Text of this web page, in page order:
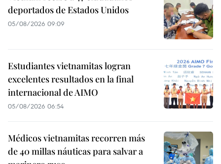
deportados de Estados Unidos
05/08/2026 09:09
Estudiantes vietnamitas logran
excelentes resultados en la final
internacional de AIMO
05/08/2026 06:54
Médicos vietnamitas recorren más
de 40 millas náuticas para salvar a